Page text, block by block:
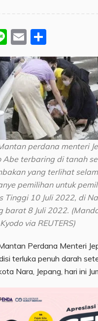
LineEmail
perdana menteri
Abe terbaring di tanah
yang terlihat
pemilihan untuk
Tinggi 10 Juli 2022, di
barat 8 Juli 2022.
via REUTERS)
Perdana Menteri
terluka penuh darah
Nara, Jepang, hari ini